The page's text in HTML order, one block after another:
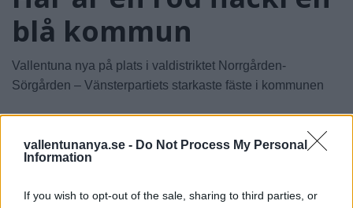
vallentunanya.se - Do Not Process My Personal
Information
If you wish to opt-out of the sale, sharing to third parties, or
blå kommun
Vallentuna nya på plats i valdistriktet Norrgården-
Sörgården – Vänsterpartiets starkaste fäste i kommunen